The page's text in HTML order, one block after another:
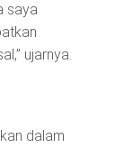
saya
ujarnya.
dalam